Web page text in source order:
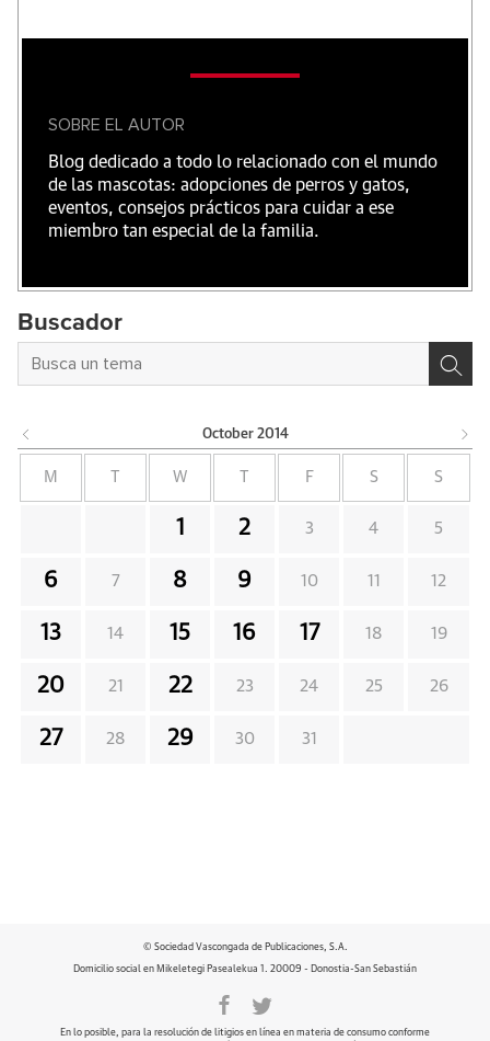
SOBRE EL AUTOR
Blog dedicado a todo lo relacionado con el mundo
de las mascotas: adopciones de perros y gatos,
eventos, consejos prácticos para cuidar a ese
miembro tan especial de la familia.
Buscador
October 2014
M W F S S
1 2 3 4 5
6 7 8 9 10 11 12
13 14 15 16 17 18 19
20 21 22 23 24 25 26
27 28 29 30 31
© Sociedad Vascongada de Publicaciones, S.A.
Domicilio social en Mikeletegi Pasealekua 1. 20009 - Donostia-San Sebastián
En lo posible, para la resolución de litigios en línea en materia de consumo conforme